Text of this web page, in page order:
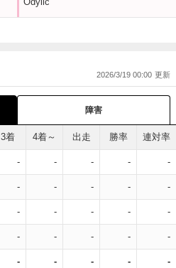
2026/3/19 00:00
障害
3着 4着～ 出走 勝率 連対率
- - - - -
- - - - -
- - - - -
- - - - -
- - - - -